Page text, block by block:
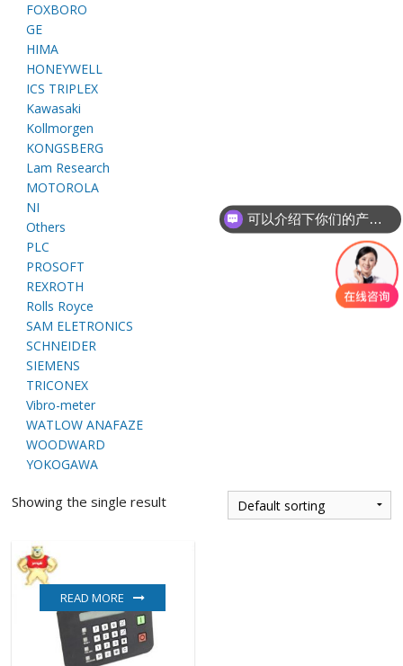
FOXBORO
GE
HIMA
HONEYWELL
ICS TRIPLEX
Kawasaki
Kollmorgen
KONGSBERG
Lam Research
MOTOROLA
NI
Others
PLC
PROSOFT
REXROTH
Rolls Royce
SAM ELETRONICS
SCHNEIDER
SIEMENS
TRICONEX
Vibro-meter
WATLOW ANAFAZE
WOODWARD
YOKOGAWA
Showing the single result
READ MORE
可以介绍下你们的产品么